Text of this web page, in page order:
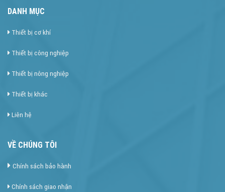
DANH MỤC
Thiết bị cơ khí
Thiết bị công nghiệp
Thiết bị nông nghiệp
Thiết bị khác
Liên hệ
VỀ CHÚNG TÔI
Chính sách bảo hành
Chính sách giao nhận